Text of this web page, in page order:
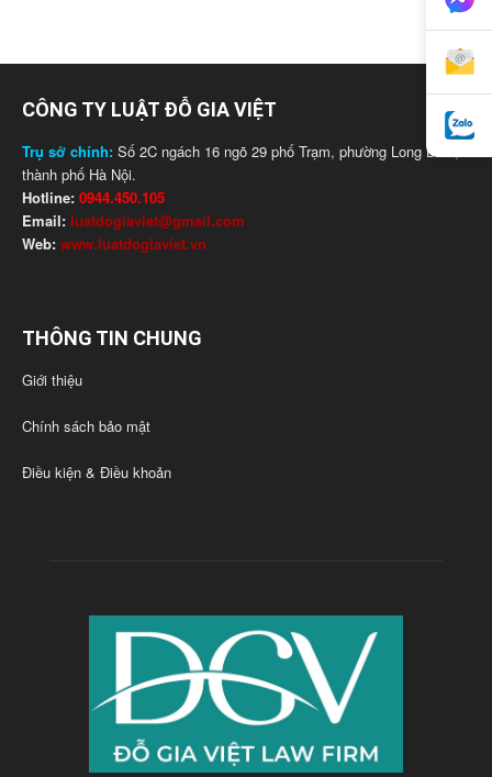
CÔNG TY LUẬT ĐỖ GIA VIỆT
Trụ sở chính: Số 2C ngách 16 ngõ 29 phố Trạm, phường Long Biên,
thành phố Hà Nội.
Hotline: 0944.450.105
Email: luatdogiaviet@gmail.com
Web: www.luatdogiaviet.vn
THÔNG TIN CHUNG
Giới thiệu
Chính sách bảo mật
Điều kiện & Điều khoản